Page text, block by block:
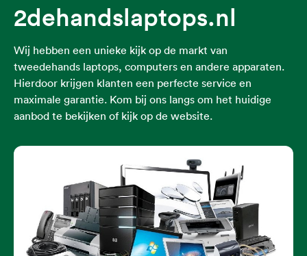
2dehandslaptops.nl
Wij hebben een unieke kijk op de markt van
tweedehands laptops, computers en andere apparaten.
Hierdoor krijgen klanten een perfecte service en
maximale garantie. Kom bij ons langs om het huidige
aanbod te bekijken of kijk op de website.